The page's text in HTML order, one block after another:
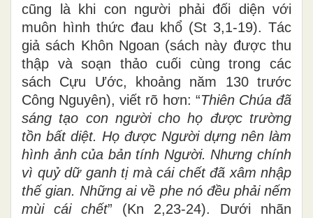
cũng là khi con người phải đối diện với
muôn hình thức đau khổ (St 3,1-19). Tác
giả sách Khôn Ngoan (sách này được thu
thập và soạn thảo cuối cùng trong các
sách Cựu Ước, khoảng năm 130 trước
Công Nguyên), viết rõ hơn: “Thiên Chúa đã
sáng tạo con người cho họ được trường
tồn bất diệt. Họ được Người dựng nên làm
hình ảnh của bản tính Người. Nhưng chính
vì quỷ dữ ganh tị mà cái chết đã xâm nhập
thế gian. Những ai về phe nó đều phải nếm
mùi cái chết” (Kn 2,23-24). Dưới nhãn